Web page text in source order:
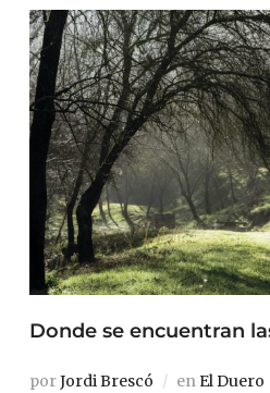
Donde se encuentran
porJordi Brescó en El Duero